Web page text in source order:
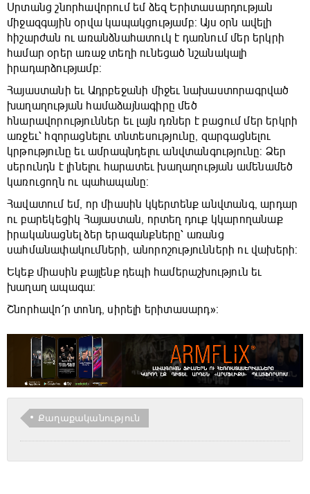
Սրտանց շնորհավորում եմ ձեզ Երիտասարդության
միջազգային օրվա կապակցությամբ: Այս օրն ավելի
հիշարժան ու առանձնահատուկ է դառնում մեր երկրի
համար օրեր առաջ տեղի ունեցած նշանակալի
իրադարձությամբ:
Հայաստանի եւ Ադրբեջանի միջեւ նախաստորագրված
խաղաղության համաձայնագիրը մեծ
հնարավորություններ եւ լայն դռներ է բացում մեր երկրի
առջեւ՝ հզորացնելու տնտեսությունը, զարգացնելու
կրթությունը եւ ամրապնդելու անվտանգությունը: Ձեր
սերունդն է լինելու հարատեւ խաղաղության ամենամեծ
կառուցողն ու պահապանը:
Հավատում եմ, որ միասին կկերտենք անվտանգ, արդար
ու բարեկեցիկ Հայաստան, որտեղ դուք կկարողանաք
իրականացնել ձեր երազանքները՝ առանց
սահմանափակումների, անորոշությունների ու վախերի:
Եկեք միասին քայլենք դեպի համերաշխություն եւ
խաղաղ ապագա:
Շնորհավո՛ր տոնդ, սիրելի երիտասարդ»։
Քաղաքականություն